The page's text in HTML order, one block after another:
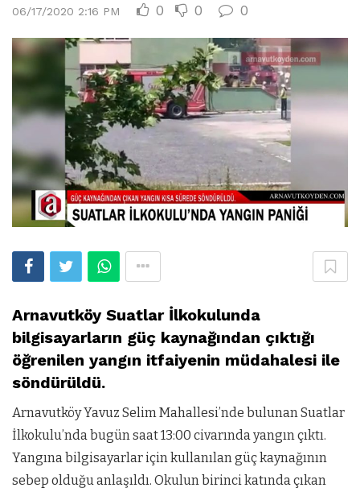
06/17/2020 2:16 PM 0 0 0
Arnavutköy Suatlar İlkokulunda
bilgisayarların güç kaynağından çıktığı
öğrenilen yangın itfaiyenin müdahalesi ile
söndürüldü.
Arnavutköy Yavuz Selim Mahallesi’nde bulunan Suatlar
İlkokulu’nda bugün saat 13:00 civarında yangın çıktı.
Yangına bilgisayarlar için kullanılan güç kaynağının
sebep olduğu anlaşıldı. Okulun birinci katında çıkan